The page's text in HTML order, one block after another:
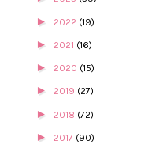
► 2022 (19)
► 2021 (16)
► 2020 (15)
► 2019 (27)
► 2018 (72)
► 2017 (90)